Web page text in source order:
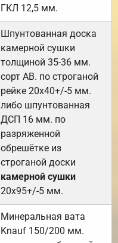
ГКЛ 12,5 мм.
Шпунтованная доска
камерной сушки
толщиной 35-36 мм.
сорт АВ. по строганой
рейке 20х40+/-5 мм.
либо шпунтованная
ДСП 16 мм. по
разряженной
обрешётке из
строганой доски
камерной сушки
20х95+/-5 мм.
Минеральная вата
Knauf 150/200 мм.